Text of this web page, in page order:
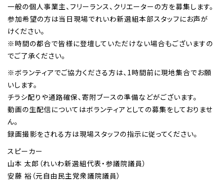
一般の個人事業主、フリーランス、クリエーターの方を募集します。
参加希望の方は当日現場でれいわ新選組本部スタッフにお声が
けください。
※時間の都合で皆様に登壇していただけない場合もございますの
でご了承ください。
※ボランティアでご協力くださる方は、1時間前に現地集合でお願
いします。
チラシ配りや通路確保、寄附ブースの準備などがございます。
動画の生配信についてはボランティアとしての募集をしておりませ
ん。
録画撮影をされる方は現場スタッフの指示に従ってください。
スピーカー
山本 太郎（れいわ新選組代表・参議院議員）
安藤 裕（元自由民主党衆議院議員）